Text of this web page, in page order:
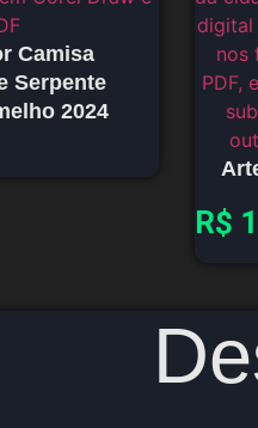
Camisa
Serpente
2024
R$